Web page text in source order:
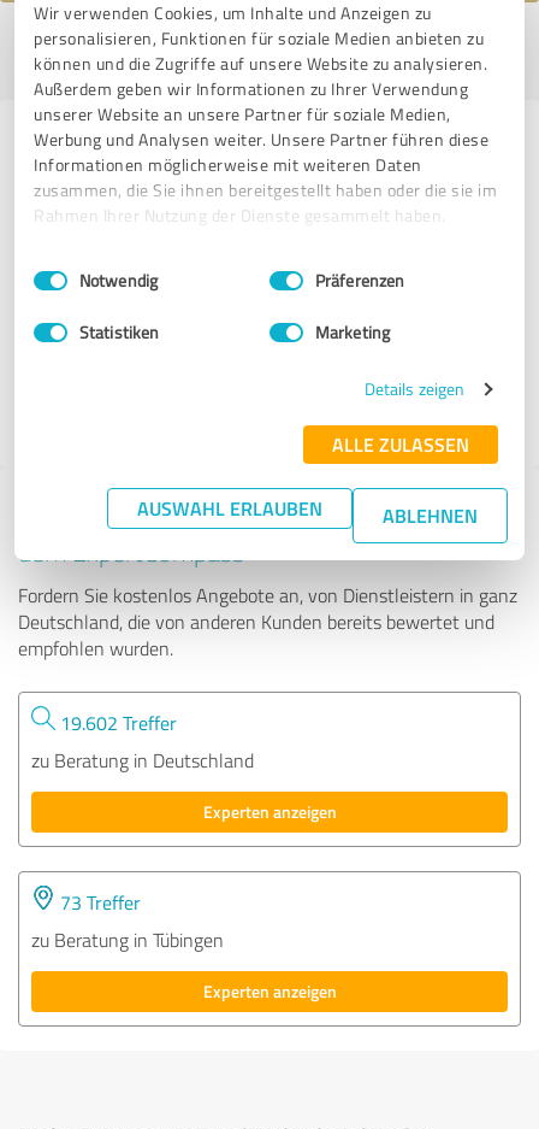
Wir verwenden Cookies, um Inhalte und Anzeigen zu
personalisieren, Funktionen für soziale Medien anbieten zu
können und die Zugriffe auf unsere Website zu analysieren.
Außerdem geben wir Informationen zu Ihrer Verwendung
unserer Website an unsere Partner für soziale Medien,
Werbung und Analysen weiter. Unsere Partner führen diese
Informationen möglicherweise mit weiteren Daten
zusammen, die Sie ihnen bereitgestellt haben oder die sie im
Rahmen Ihrer Nutzung der Dienste gesammelt haben.
Impressum Datenschutzbestimmungen
Einwilligungsauswahl
Notwendig Präferenzen
Statistiken Marketing
Details zeigen
ALLE ZULASSEN
AUSWAHL ERLAUBEN ABLEHNEN
Profil aktiv seit 26.02.2018 |Letzte Aktualisierung: 26.02.2018|Profil
melden
Erfahrungen zu weiteren
Anbietern aus dem Bereich
Beratung
sonnenklarTV Reisebüro Schwarzenberg
Tipp: Die passenden Experten finden - mit
dem ExpertCompass
Fordern Sie kostenlos Angebote an, von Dienstleistern in ganz
Deutschland, die von anderen Kunden bereits bewertet und
empfohlen wurden.
19.602 Treffer
zu Beratung in Deutschland
Experten anzeigen
73 Treffer
zu Beratung in Tübingen
Experten anzeigen